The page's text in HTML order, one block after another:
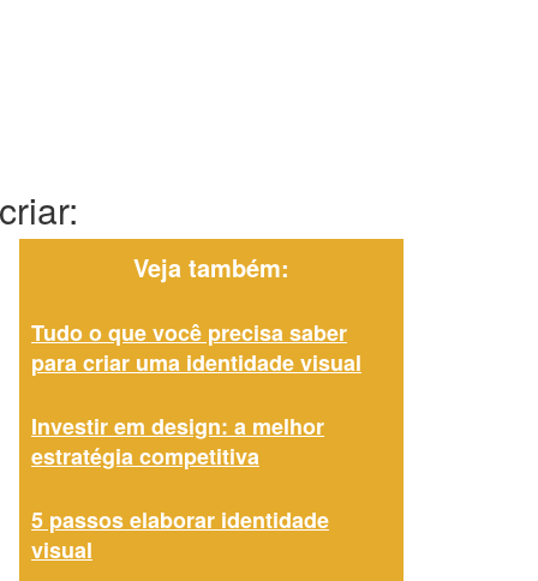
Veja também:
Tudo o que você precisa saber
para criar uma identidade visual
Investir em design: a melhor
estratégia competitiva
5 passos elaborar identidade
visual